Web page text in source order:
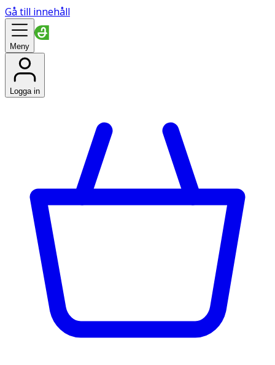
Gå till innehåll
Meny
Logga in